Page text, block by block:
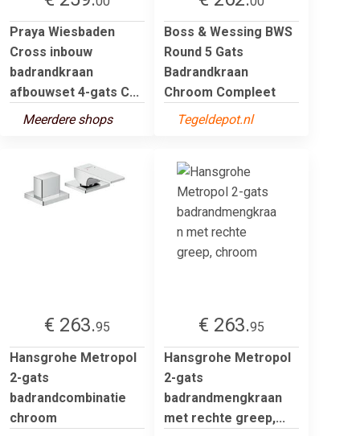
Praya Wiesbaden
Cross inbouw
badrandkraan
afbouwset 4-gats C...
Meerdere shops
Boss & Wessing BWS
Round 5 Gats
Badrandkraan
Chroom Compleet
Tegeldepot.nl
€ 263.95
Hansgrohe Metropol
2-gats
badrandcombinatie
chroom
€ 263.95
Hansgrohe Metropol
2-gats
badrandmengkraan
met rechte greep,...